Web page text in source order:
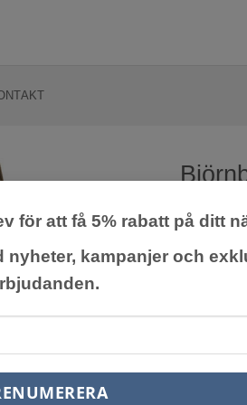
Lägg till
Taggfri
Frosttålig
skott.
för att få 5% rabatt på ditt
nyheter, kampanjer och